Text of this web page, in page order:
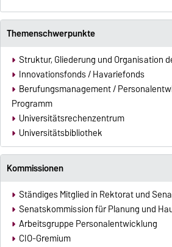
Themenschwerpunkte
Struktur, Gliederung und Organisation
Innovationsfonds / Havariefonds
Berufungsmanagement /
Programm
Universitätsrechenzentrum
Universitätsbibliothek
Kommissionen
Ständiges Mitglied in Rektorat und
Senatskommission für Planung und
Arbeitsgruppe Personalentwicklung
CIO-Gremium